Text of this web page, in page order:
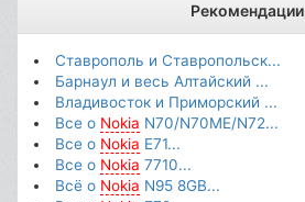
Рекомендации
Ставрополь и Ставропольск...
Барнаул и весь Алтайский ...
Владивосток и Приморский ...
Все о Nokia N70/N70ME/N72...
Все о Nokia E71...
Все о Nokia 7710...
Всё о Nokia N95 8GB...